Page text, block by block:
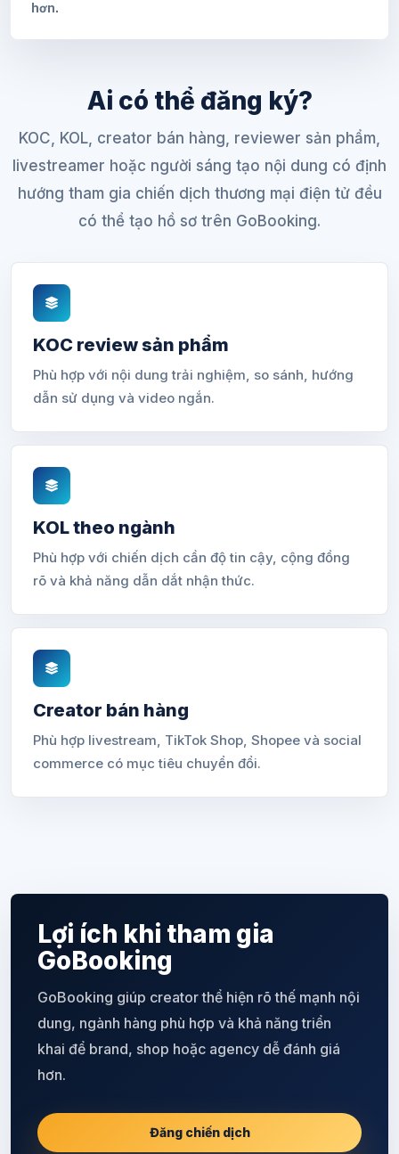
hơn.
Ai có thể đăng ký?
KOC, KOL, creator bán hàng, reviewer sản phẩm,
livestreamer hoặc người sáng tạo nội dung có định
hướng tham gia chiến dịch thương mại điện tử đều
có thể tạo hồ sơ trên GoBooking.
KOC review sản phẩm
Phù hợp với nội dung trải nghiệm, so sánh, hướng
dẫn sử dụng và video ngắn.
KOL theo ngành
Phù hợp với chiến dịch cần độ tin cậy, cộng đồng
rõ và khả năng dẫn dắt nhận thức.
Creator bán hàng
Phù hợp livestream, TikTok Shop, Shopee và social
commerce có mục tiêu chuyển đổi.
Lợi ích khi tham gia
GoBooking
GoBooking giúp creator thể hiện rõ thế mạnh nội
dung, ngành hàng phù hợp và khả năng triển
khai để brand, shop hoặc agency dễ đánh giá
hơn.
Đăng chiến dịch